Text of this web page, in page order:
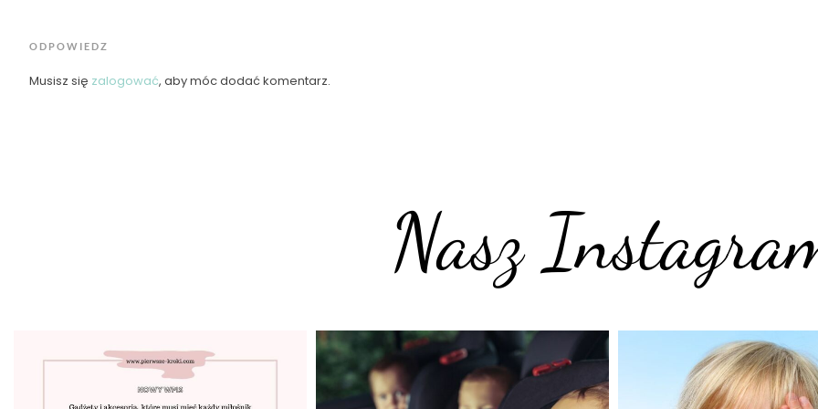
ODPOWIEDZ
Musisz się zalogować, aby móc dodać komentarz.
Nasz